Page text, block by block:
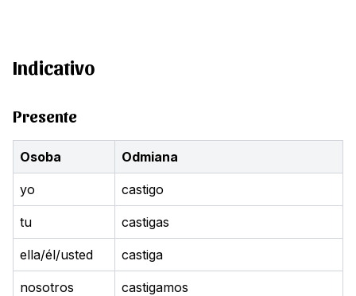
Indicativo
Presente
Osoba Odmiana
yo castigo
tu castigas
ella/él/usted castiga
nosotros castigamos